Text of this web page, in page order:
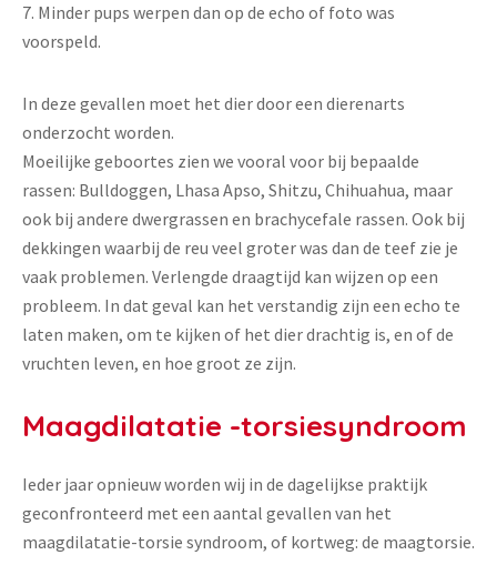
7. Minder pups werpen dan op de echo of foto was
voorspeld.
In deze gevallen moet het dier door een dierenarts
onderzocht worden.
Moeilijke geboortes zien we vooral voor bij bepaalde
rassen: Bulldoggen, Lhasa Apso, Shitzu, Chihuahua, maar
ook bij andere dwergrassen en brachycefale rassen. Ook bij
dekkingen waarbij de reu veel groter was dan de teef zie je
vaak problemen. Verlengde draagtijd kan wijzen op een
probleem. In dat geval kan het verstandig zijn een echo te
laten maken, om te kijken of het dier drachtig is, en of de
vruchten leven, en hoe groot ze zijn.
Maagdilatatie -torsiesyndroom
Ieder jaar opnieuw worden wij in de dagelijkse praktijk
geconfronteerd met een aantal gevallen van het
maagdilatatie-torsie syndroom, of kortweg: de maagtorsie.